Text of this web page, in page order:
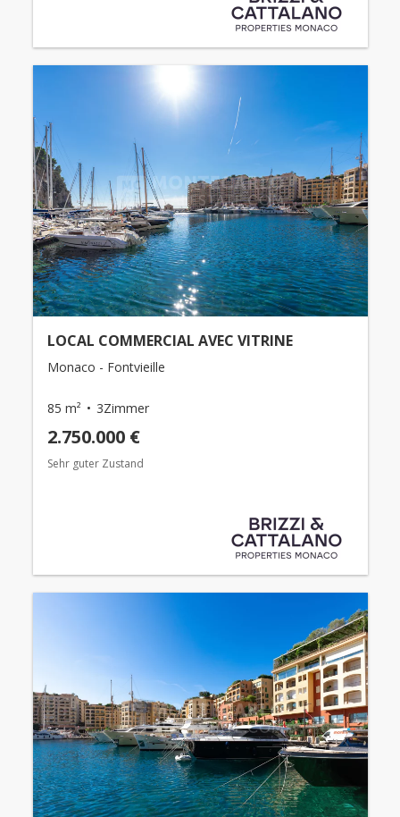
LOCAL COMMERCIAL AVEC VITRINE
Monaco - Fontvieille
85 m² 3Zimmer
2.750.000 €
Sehr guter Zustand